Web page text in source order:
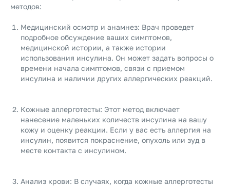
методов:
Медицинский осмотр и анамнез: Врач проведет
подробное обсуждение ваших симптомов,
медицинской истории, а также истории
использования инсулина. Он может задать вопросы о
времени начала симптомов, связи с приемом
инсулина и наличии других аллергических реакций.
Кожные аллерготесты: Этот метод включает
нанесение маленьких количеств инсулина на вашу
кожу и оценку реакции. Если у вас есть аллергия на
инсулин, появится покраснение, опухоль или зуд в
месте контакта с инсулином.
Анализ крови: В случаях, когда кожные аллерготесты